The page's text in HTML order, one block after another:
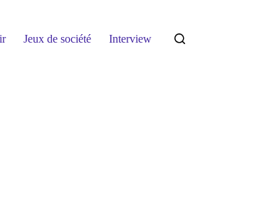
Jeux de société Interview